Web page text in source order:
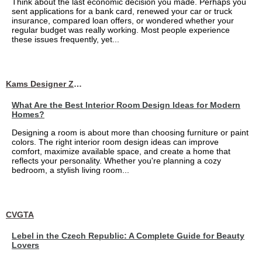
sent applications for a bank card, renewed your car or truck
insurance, compared loan offers, or wondered whether your
regular budget was really working. Most people experience
these issues frequently, yet...
Kams Designer Zone
What Are the Best Interior Room Design Ideas for Modern
Homes?
Designing a room is about more than choosing furniture or paint
colors. The right interior room design ideas can improve
comfort, maximize available space, and create a home that
reflects your personality. Whether you're planning a cozy
bedroom, a stylish living room...
CVGTA
Lebel in the Czech Republic: A Complete Guide for Beauty
Lovers